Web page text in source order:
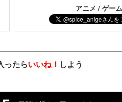
アニメ / ゲー
ったらいいね！ しよう